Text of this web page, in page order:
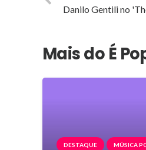
Danilo Gentili no
Mais do É
DESTAQUE MÚSICA